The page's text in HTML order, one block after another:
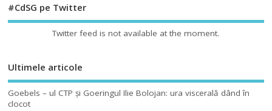
#CdSG pe Twitter
Twitter feed is not available at the moment.
Ultimele articole
Goebels – ul CTP şi Goeringul Ilie Bolojan: ura viscerală dând în
clocot